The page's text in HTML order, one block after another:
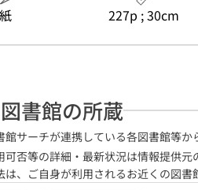
紙 227p ; 30cm
書館の所蔵
館サーチが連携している各図書館等か
可否等の詳細・最新状況は情報提供
は、ご自身が利用されるお近くの図書